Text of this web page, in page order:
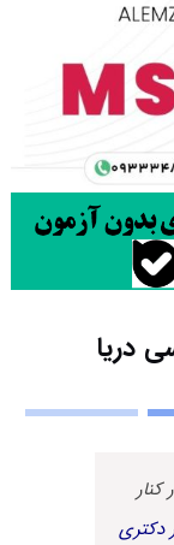
درﻳﺎ
کنار
دکتری